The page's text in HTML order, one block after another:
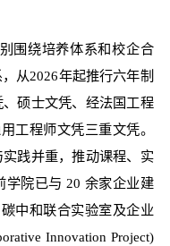
围绕培养体系和校企合
从2026年起推行六年制
硕士文凭、经法国工程
工程师文凭三重文凭。
践并重，推动课程、实
学院已与 20 余家企业建
中和联合实验室及企业
Innovation Project)